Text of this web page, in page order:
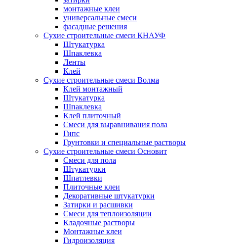
монтажные клеи
универсальные смеси
фасадные решения
Сухие строительные смеси КНАУФ
Штукатурка
Шпаклевка
Ленты
Клей
Сухие строительные смеси Волма
Клей монтажный
Штукатурка
Шпаклевка
Клей плиточный
Смеси для выравнивания пола
Гипс
Грунтовки и специальные растворы
Сухие строительные смеси Основит
Смеси для пола
Штукатурки
Шпатлевки
Плиточные клеи
Декоративные штукатурки
Затирки и расшивки
Смеси для теплоизоляции
Кладочные растворы
Монтажные клеи
Гидроизоляция